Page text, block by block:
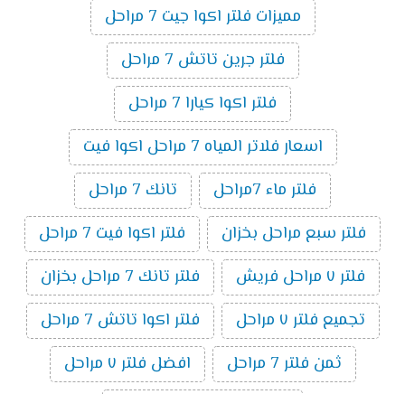
مميزات فلتر اكوا جيت 7 مراحل
فلتر جرين تاتش 7 مراحل
فلتر اكوا كيارا 7 مراحل
اسعار فلاتر المياه 7 مراحل اكوا فيت
فلتر ماء 7مراحل
تانك 7 مراحل
فلتر سبع مراحل بخزان
فلتر اكوا فيت 7 مراحل
فلتر ٧ مراحل فريش
فلتر تانك 7 مراحل بخزان
تجميع فلتر ٧ مراحل
فلتر اكوا تاتش 7 مراحل
ثمن فلتر 7 مراحل
افضل فلتر ٧ مراحل